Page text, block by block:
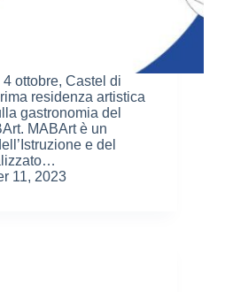
ottobre, Castel di
residenza artistica
gastronomia del
MABArt è un
e del
11, 2023